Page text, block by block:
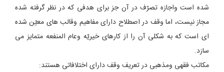
شده است واجازه تصرّف در آن جز برای هدفی که در نظر گرفته شده
مجاز نیست، اما وقف در اصطلاح دارای مفاهیم وقالب های معیّن شده
ای است که به شکلی آن را از کارهای خیریّه وعام المنفعه متمایز می
سازد.
مکاتب فقهی ومذهبی در تعریف وقف دارای اختلافاتی هستند: